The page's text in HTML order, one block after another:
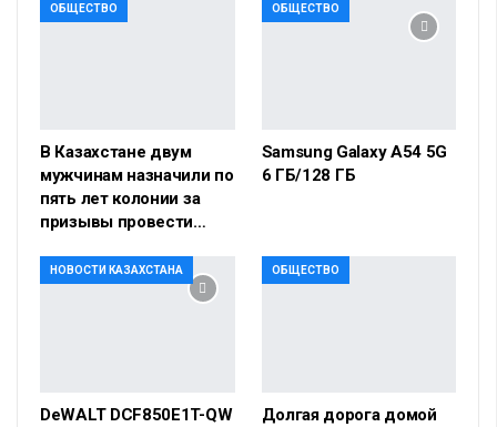
ОБЩЕСТВО
В Казахстане двум
мужчинам назначили по
пять лет колонии за
призывы провести…
ОБЩЕСТВО
Samsung Galaxy A54 5G
6 ГБ/128 ГБ
НОВОСТИ КАЗАХСТАНА
DeWALT DCF850E1T-QW
ОБЩЕСТВО
Долгая дорога домой